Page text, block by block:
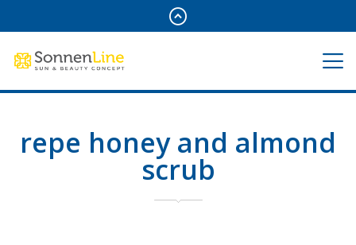
repe honey and almond
scrub